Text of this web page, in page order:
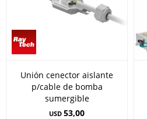
Unión cenector aislante
p/cable de bomba
sumergible
USD 53,00